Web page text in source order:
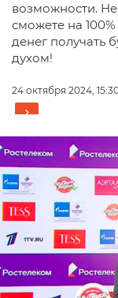
возможности. Не
сможете на
денег получать
духом!
24 октября 2024,